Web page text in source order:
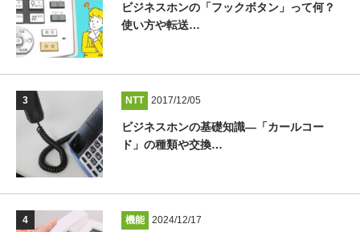
ビジネスホンの「フックボタン」って何？
使い方や転送…
NTT 2017/12/05
ビジネスホンの基礎知識―「カールコー
ド」の種類や交換…
機能 2024/12/17